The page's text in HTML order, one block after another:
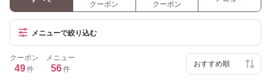
クーポン
クーポン
メニューで絞り込む
クーポン
49件
メニュー
56件